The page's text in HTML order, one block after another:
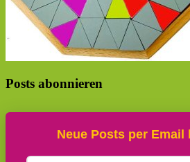
Posts abonnieren
Neue Posts per Email